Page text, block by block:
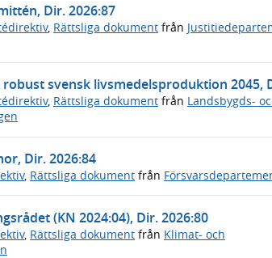
Dir. 2026:87
, Rättsliga dokument från
svensk livsmedelsproduktion 2045,
, Rättsliga dokument från Landsbygds-
Dir. 2026:84
, Rättsliga dokument från
(KN 2024:04), Dir. 2026:80
, Rättsliga dokument från Klimat- och